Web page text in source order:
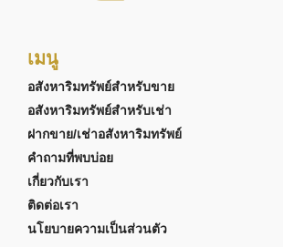
เมนู
อสังหาริมทรัพย์สำหรับขาย
อสังหาริมทรัพย์สำหรับเช่า
ฝากขาย/เช่าอสังหาริมทรัพย์
คำถามที่พบบ่อย
เกี่ยวกับเรา
ติดต่อเรา
นโยบายความเป็นส่วนตัว